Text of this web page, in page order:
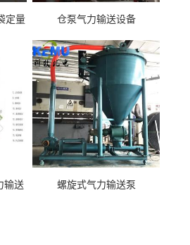
定量
仓泵气力输送设备
输送
螺旋式气力输送泵